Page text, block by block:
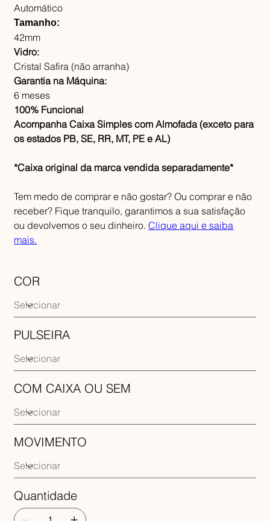
Automático
Tamanho:
42mm
Vidro:
Cristal Safira (não arranha)
Garantia na Máquina:
6 meses
100% Funcional
Acompanha Caixa Simples com Almofada (exceto para
os estados PB, SE, RR, MT, PE e AL)
*Caixa original da marca vendida separadamente*
Tem medo de comprar e não gostar? Ou comprar e não
receber? Fique tranquilo, garantimos a sua satisfação
ou devolvemos o seu dinheiro.Clique aqui e saiba
mais.
COR
PULSEIRA
COM CAIXA OU SEM
MOVIMENTO
Quantidade